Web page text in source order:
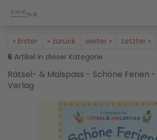
« Erster « zurück weiter »
Letzter »
6 Artikel in dieser Kategorie
Rätsel- & Malspass - Schöne Ferien
Verlag